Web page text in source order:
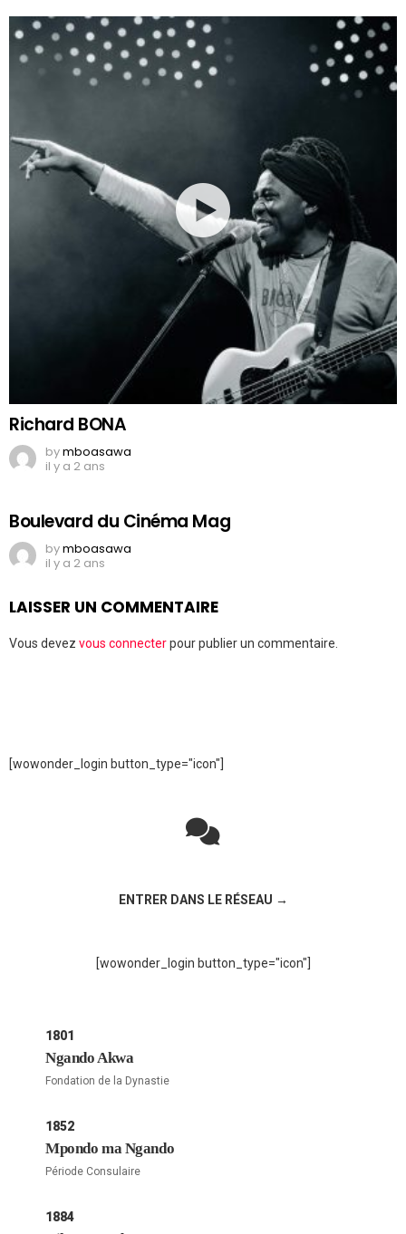
Richard BONA
bymboasawa
il y a 2 ans
Boulevard du Cinéma Mag
bymboasawa
il y a 2 ans
LAISSER UN COMMENTAIRE
Vous devez vous connecterpour publier un commentaire.
[wowonder_login button_type="icon"]
ENTRER DANS LE RÉSEAU →
[wowonder_login button_type="icon"]
1801
Ngando Akwa
Fondation de la Dynastie
1852
Mpondo ma Ngando
Période Consulaire
1884